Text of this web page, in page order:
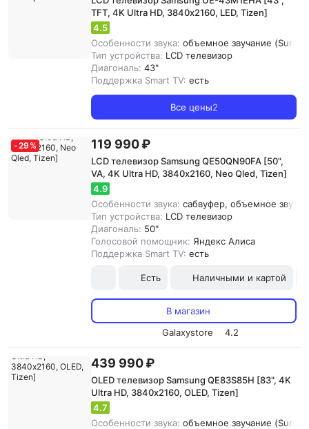
TFT, 4K Ultra HD, 3840х2160, LED, Tizen]
4.5
Особенности звука: объемное звучание
Тип устройства: LCD телевизор
Диагональ: 43"
Поддержка Smart TV: есть
Все цены2
-29 % 119 990 ₽
LCD телевизор Samsung QE50QN90FA [50",
VA, 4K Ultra HD, 3840х2160, Neo Qled, Tizen]
4.9
Особенности звука: сабвуфер, объемное
Тип устройства: LCD телевизор
Диагональ: 50"
Голосовой помощник: Яндекс Алиса
Поддержка Smart TV: есть
Есть Наличными и картой
В магазин
Galaxystore
4.2
439 990 ₽
OLED телевизор Samsung QE83S85H [83", 4K
Ultra HD, 3840х2160, OLED, Tizen]
4.7
Особенности звука: объемное звучание